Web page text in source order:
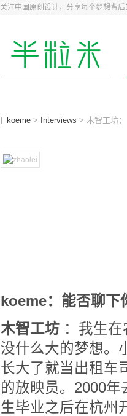
关注中国原创设计，分享每个梦想背后
koeme > Interviews > 木智工坊
koeme：能否聊下
木智工坊 ：我生
没什么大的梦想。
长大了就当出租车
的放映员。2000
生毕业之后在杭州